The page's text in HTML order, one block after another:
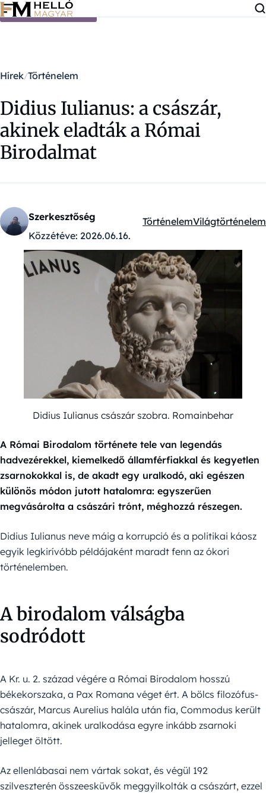
Ugrás a tartalomra
Hírek Történelem
Didius Iulianus: a császár,
akinek eladták a Római
Birodalmat
Szerkesztőség
Közzétéve: 2026.06.16.
Kategóriák:
TörténelemVilágtörténelem
Didius Iulianus császár szobra. Romainbehar
A Római Birodalom története tele van legendás
hadvezérekkel, kiemelkedő államférfiakkal és kegyetlen
zsarnokokkal is, de akadt egy uralkodó, aki egészen
különös módon jutott hatalomra: egyszerűen
megvásárolta a császári trónt, méghozzá részegen.
Didius Iulianus neve máig a korrupció és a politikai káosz
egyik legkirívóbb példájaként maradt fenn az ókori
történelemben.
A birodalom válságba
sodródott
A Kr. u. 2. század végére a Római Birodalom hosszú
békekorszaka, a Pax Romana véget ért. A bölcs filozófus-
császár, Marcus Aurelius halála után fia, Commodus került
hatalomra, akinek uralkodása egyre inkább zsarnoki
jelleget öltött.
Az ellenlábasai nem vártak sokat, és végül 192
szilveszterén összeesküvők meggyilkolták a császárt, ezzel